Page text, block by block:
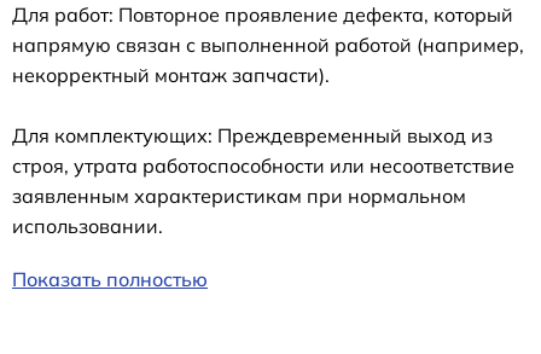
Для работ: Повторное проявление дефекта, который
напрямую связан с выполненной работой (например,
некорректный монтаж запчасти).
Для комплектующих: Преждевременный выход из
строя, утрата работоспособности или несоответствие
заявленным характеристикам при нормальном
использовании.
Показать полностью